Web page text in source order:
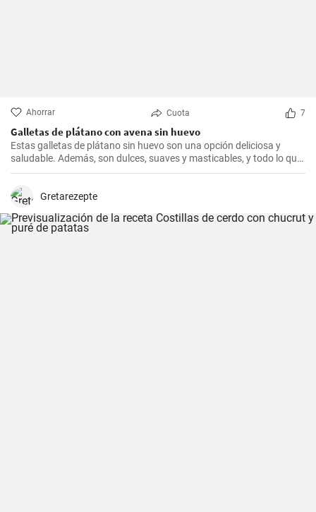
Ahorrar Cuota 7
Galletas de plátano con avena sin huevo
Estas galletas de plátano sin huevo son una opción deliciosa y
saludable. Además, son dulces, suaves y masticables, y todo lo que
necesitas es un plátano, avena y un toque de edulcorante.
Gretarezepte